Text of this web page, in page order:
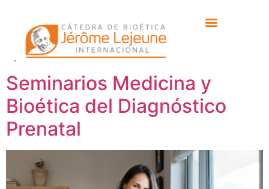
Etiqueta: ética
personalista
Seminarios Medicina y
Bioética del Diagnóstico
Prenatal